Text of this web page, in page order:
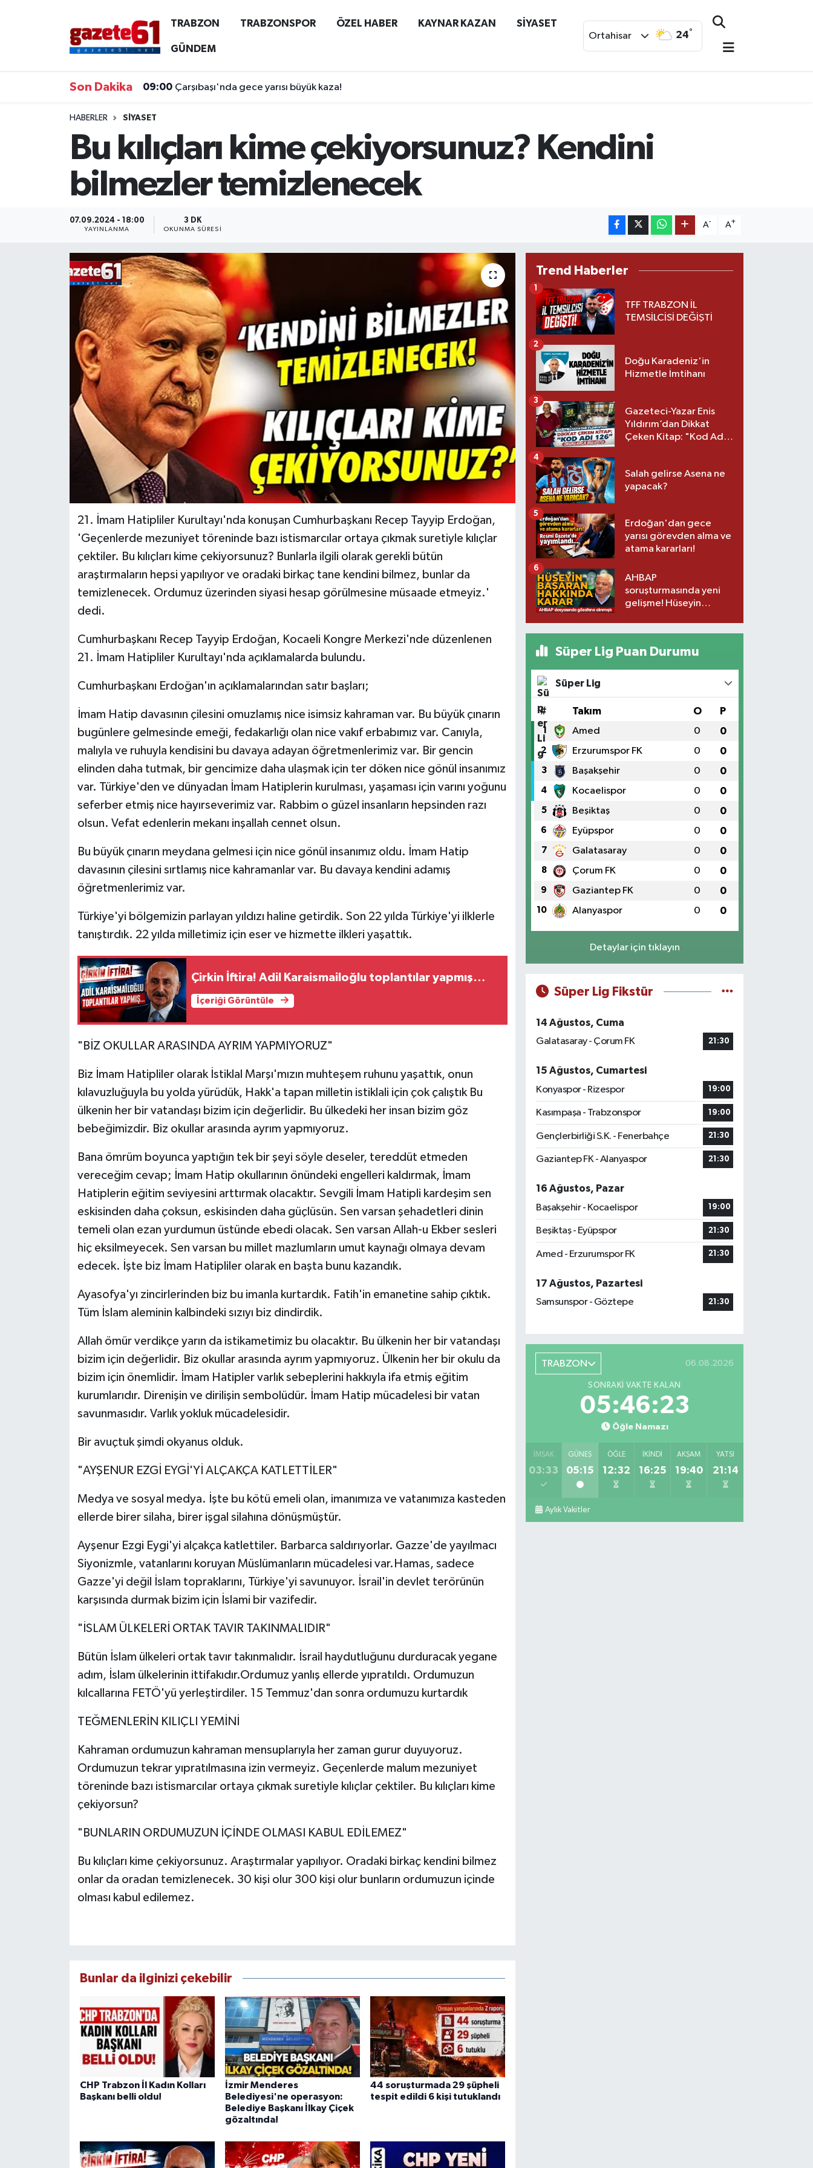
TRABZON TRABZONSPOR ÖZEL HABER KAYNAR KAZAN SİYASET
GÜNDEM
Ortahisar 24°
Son Dakika 09:00 Çarşıbaşı'nda gece yarısı büyük kaza!
HABERLER SİYASET
Bu kılıçları kime çekiyorsunuz? Kendini
bilmezler temizlenecek
07.09.2024 - 18:00
YAYINLANMA
3 DK
OKUNMA SÜRESI
A- A+
21. İmam Hatipliler Kurultayı'nda konuşan Cumhurbaşkanı Recep Tayyip Erdoğan,
'Geçenlerde mezuniyet töreninde bazı istismarcılar ortaya çıkmak suretiyle kılıçlar
çektiler. Bu kılıçları kime çekiyorsunuz? Bunlarla ilgili olarak gerekli bütün
araştırmaların hepsi yapılıyor ve oradaki birkaç tane kendini bilmez, bunlar da
temizlenecek. Ordumuz üzerinden siyasi hesap görülmesine müsaade etmeyiz.'
dedi.
Cumhurbaşkanı Recep Tayyip Erdoğan, Kocaeli Kongre Merkezi'nde düzenlenen
21. İmam Hatipliler Kurultayı'nda açıklamalarda bulundu.
Cumhurbaşkanı Erdoğan'ın açıklamalarından satır başları;
İmam Hatip davasının çilesini omuzlamış nice isimsiz kahraman var. Bu büyük çınarın
bugünlere gelmesinde emeği, fedakarlığı olan nice vakıf erbabımız var. Canıyla,
malıyla ve ruhuyla kendisini bu davaya adayan öğretmenlerimiz var. Bir gencin
elinden daha tutmak, bir gencimize daha ulaşmak için ter döken nice gönül insanımız
var. Türkiye'den ve dünyadan İmam Hatiplerin kurulması, yaşaması için varını yoğunu
seferber etmiş nice hayırseverimiz var. Rabbim o güzel insanların hepsinden razı
olsun. Vefat edenlerin mekanı inşallah cennet olsun.
Bu büyük çınarın meydana gelmesi için nice gönül insanımız oldu. İmam Hatip
davasının çilesini sırtlamış nice kahramanlar var. Bu davaya kendini adamış
öğretmenlerimiz var.
Türkiye'yi bölgemizin parlayan yıldızı haline getirdik. Son 22 yılda Türkiye'yi ilklerle
tanıştırdık. 22 yılda milletimiz için eser ve hizmette ilkleri yaşattık.
Çirkin İftira! Adil Karaismailoğlu toplantılar yapmış…
İçeriği Görüntüle
"BİZ OKULLAR ARASINDA AYRIM YAPMIYORUZ"
Biz İmam Hatipliler olarak İstiklal Marşı'mızın muhteşem ruhunu yaşattık, onun
kılavuzluğuyla bu yolda yürüdük, Hakk'a tapan milletin istiklali için çok çalıştık Bu
ülkenin her bir vatandaşı bizim için değerlidir. Bu ülkedeki her insan bizim göz
bebeğimizdir. Biz okullar arasında ayrım yapmıyoruz.
Bana ömrüm boyunca yaptığın tek bir şeyi söyle deseler, tereddüt etmeden
vereceğim cevap; İmam Hatip okullarının önündeki engelleri kaldırmak, İmam
Hatiplerin eğitim seviyesini arttırmak olacaktır. Sevgili İmam Hatipli kardeşim sen
eskisinden daha çoksun, eskisinden daha güçlüsün. Sen varsan şehadetleri dinin
temeli olan ezan yurdumun üstünde ebedi olacak. Sen varsan Allah-u Ekber sesleri
hiç eksilmeyecek. Sen varsan bu millet mazlumların umut kaynağı olmaya devam
edecek. İşte biz İmam Hatipliler olarak en başta bunu kazandık.
Ayasofya'yı zincirlerinden biz bu imanla kurtardık. Fatih'in emanetine sahip çıktık.
Tüm İslam aleminin kalbindeki sızıyı biz dindirdik.
Allah ömür verdikçe yarın da istikametimiz bu olacaktır. Bu ülkenin her bir vatandaşı
bizim için değerlidir. Biz okullar arasında ayrım yapmıyoruz. Ülkenin her bir okulu da
bizim için önemlidir. İmam Hatipler varlık sebeplerini hakkıyla ifa etmiş eğitim
kurumlarıdır. Direnişin ve dirilişin sembolüdür. İmam Hatip mücadelesi bir vatan
savunmasıdır. Varlık yokluk mücadelesidir.
Bir avuçtuk şimdi okyanus olduk.
"AYŞENUR EZGİ EYGİ'Yİ ALÇAKÇA KATLETTİLER"
Medya ve sosyal medya. İşte bu kötü emeli olan, imanımıza ve vatanımıza kasteden
ellerde birer silaha, birer işgal silahına dönüşmüştür.
Ayşenur Ezgi Eygi'yi alçakça katlettiler. Barbarca saldırıyorlar. Gazze'de yayılmacı
Siyonizmle, vatanlarını koruyan Müslümanların mücadelesi var.Hamas, sadece
Gazze'yi değil İslam topraklarını, Türkiye'yi savunuyor. İsrail'in devlet terörünün
karşısında durmak bizim için İslami bir vazifedir.
"İSLAM ÜLKELERİ ORTAK TAVIR TAKINMALIDIR"
Bütün İslam ülkeleri ortak tavır takınmalıdır. İsrail haydutluğunu durduracak yegane
adım, İslam ülkelerinin ittifakıdır.Ordumuz yanlış ellerde yıpratıldı. Ordumuzun
kılcallarına FETÖ'yü yerleştirdiler. 15 Temmuz'dan sonra ordumuzu kurtardık
TEĞMENLERİN KILIÇLI YEMİNİ
Kahraman ordumuzun kahraman mensuplarıyla her zaman gurur duyuyoruz.
Ordumuzun tekrar yıpratılmasına izin vermeyiz. Geçenlerde malum mezuniyet
töreninde bazı istismarcılar ortaya çıkmak suretiyle kılıçlar çektiler. Bu kılıçları kime
çekiyorsun?
"BUNLARIN ORDUMUZUN İÇİNDE OLMASI KABUL EDİLEMEZ"
Bu kılıçları kime çekiyorsunuz. Araştırmalar yapılıyor. Oradaki birkaç kendini bilmez
onlar da oradan temizlenecek. 30 kişi olur 300 kişi olur bunların ordumuzun içinde
olması kabul edilemez.
Bunlar da ilginizi çekebilir
CHP Trabzon İl Kadın Kolları
Başkanı belli oldu!
İzmir Menderes
Belediyesi'ne operasyon:
Belediye Başkanı İlkay Çiçek
gözaltında!
44 soruşturmada 29 şüpheli
tespit edildi 6 kişi tutuklandı
Trend Haberler
TFF TRABZON İL
TEMSİLCİSİ DEĞİŞTİ
1
Doğu Karadeniz'in
Hizmetle İmtihanı
2
Gazeteci-Yazar Enis
Yıldırım’dan Dikkat
Çeken Kitap: "Kod Adı
3
Salah gelirse Asena ne
yapacak?
4
Erdoğan'dan gece
yarısı görevden alma ve
atama kararları!
5
AHBAP
soruşturmasında yeni
gelişme! Hüseyin
6
Süper Lig Puan Durumu
Süper Lig
# Takım O P
1 Amed 0 0
2 Erzurumspor FK 0 0
3 Başakşehir 0 0
4 Kocaelispor 0 0
5 Beşiktaş 0 0
6 Eyüpspor 0 0
7 Galatasaray 0 0
8 Çorum FK 0 0
9 Gaziantep FK 0 0
10 Alanyaspor 0 0
Detaylar için tıklayın
Süper Lig Fikstür
14 Ağustos, Cuma
Galatasaray - Çorum FK
21:30
15 Ağustos, Cumartesi
Konyaspor - Rizespor
19:00
Kasımpaşa - Trabzonspor 19:00
Gençlerbirliği S.K. - Fenerbahçe 21:30
Gaziantep FK - Alanyaspor 21:30
16 Ağustos, Pazar
Başakşehir - Kocaelispor
19:00
Beşiktaş - Eyüpspor 21:30
Amed - Erzurumspor FK 21:30
17 Ağustos, Pazartesi
Samsunspor - Göztepe
21:30
TRABZON 06.08.2026
SONRAKI VAKTE KALAN
05:46:22
Öğle Namazı
İMSAK
03:33
GÜNEŞ
05:15
ÖĞLE
12:32
İKINDI
16:25
AKŞAM
19:40
YATSI
21:14
Aylık Vakitler
TRABZON
KAYNAR KAZAN
SİYASET
Trabzon Nöbetçi Eczaneler
Trabzon Trafik Yoğunluk Haritası
Süper Lig Puan Durumu ve Fikstür
Son Dakika Haberleri
Haber Arşivi